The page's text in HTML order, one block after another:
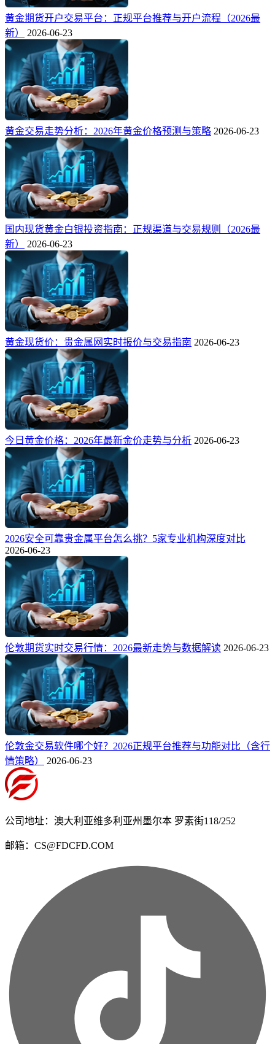
黄金期货开户交易平台：正规平台推荐与开户流程（2026最
新）
2026-06-23
黄金交易走势分析：2026年黄金价格预测与策略 2026-06-23
国内现货黄金白银投资指南：正规渠道与交易规则（2026最
新）
2026-06-23
黄金现货价：贵金属网实时报价与交易指南 2026-06-23
今日黄金价格：2026年最新金价走势与分析 2026-06-23
2026安全可靠贵金属平台怎么挑？5家专业机构深度对比
2026-06-23
伦敦期货实时交易行情：2026最新走势与数据解读 2026-06-23
伦敦金交易软件哪个好？2026正规平台推荐与功能对比（含行
情策略）
2026-06-23
公司地址：澳大利亚维多利亚州墨尔本 罗素街118/252
邮箱：CS@FDCFD.COM